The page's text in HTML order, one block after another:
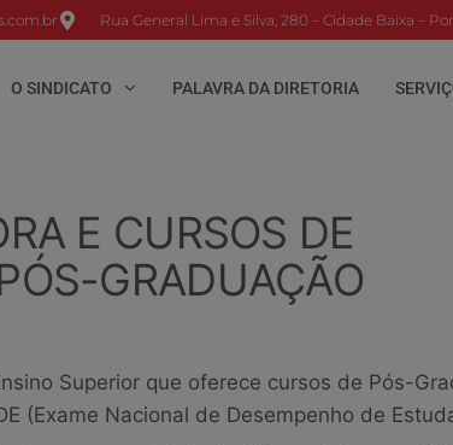
Rua General Lima e Silva, 280 – Cidade Baixa –
O SINDICATO PALAVRA DA DIRETORIA
E CURSOS DE
GRADUAÇÃO
Superior que oferece cursos de Pós-
(Exame Nacional de Desempenho de